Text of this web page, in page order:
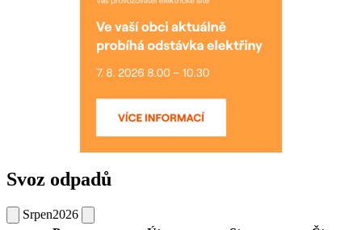
Svoz odpadů
Srpen2026